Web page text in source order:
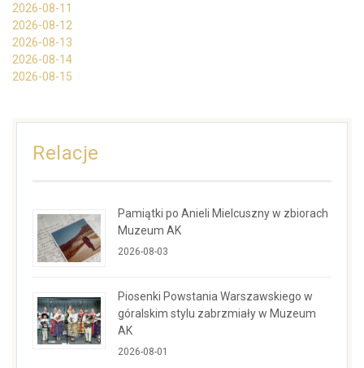
2026-08-11
2026-08-12
2026-08-13
2026-08-14
2026-08-15
Relacje
Pamiątki po Anieli Mielcuszny w zbiorach
Muzeum AK
2026-08-03
Piosenki Powstania Warszawskiego w
góralskim stylu zabrzmiały w Muzeum
AK
2026-08-01